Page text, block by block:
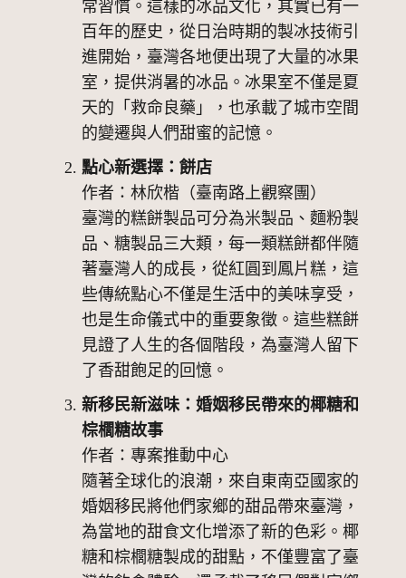
常習慣。這樣的冰品文化，其實已有一
百年的歷史，從日治時期的製冰技術引
進開始，臺灣各地便出現了大量的冰果
室，提供消暑的冰品。冰果室不僅是夏
天的「救命良藥」，也承載了城市空間
的變遷與人們甜蜜的記憶。
點心新選擇：餅店
作者：林欣楷（臺南路上觀察團）
臺灣的糕餅製品可分為米製品、麵粉製
品、糖製品三大類，每一類糕餅都伴隨
著臺灣人的成長，從紅圓到鳳片糕，這
些傳統點心不僅是生活中的美味享受，
也是生命儀式中的重要象徵。這些糕餅
見證了人生的各個階段，為臺灣人留下
了香甜飽足的回憶。
新移民新滋味：婚姻移民帶來的椰糖和
棕櫚糖故事
作者：專案推動中心
隨著全球化的浪潮，來自東南亞國家的
婚姻移民將他們家鄉的甜品帶來臺灣，
為當地的甜食文化增添了新的色彩。椰
糖和棕櫚糖製成的甜點，不僅豐富了臺